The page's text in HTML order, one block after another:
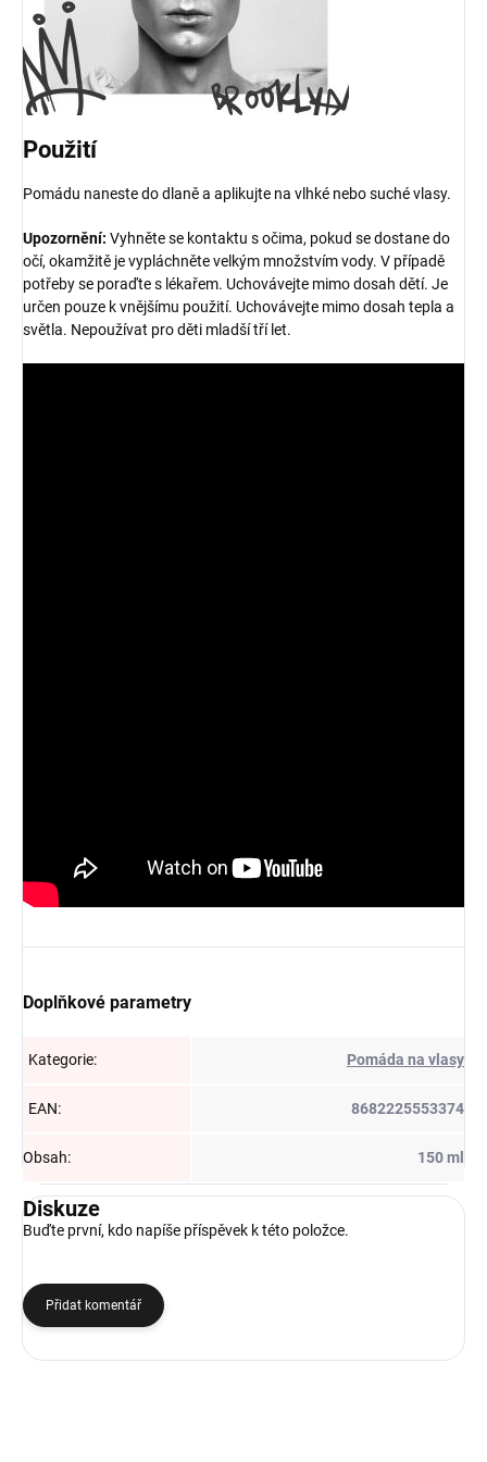
Použití
Pomádu naneste do dlaně a aplikujte na vlhké nebo suché vlasy.
Upozornění: Vyhněte se kontaktu s očima, pokud se dostane do
očí, okamžitě je vypláchněte velkým množstvím vody. V případě
potřeby se poraďte s lékařem. Uchovávejte mimo dosah dětí. Je
určen pouze k vnějšímu použití. Uchovávejte mimo dosah tepla a
světla. Nepoužívat pro děti mladší tří let.
Doplňkové parametry
Kategorie: Pomáda na vlasy
EAN: 8682225553374
Obsah: 150 ml
Diskuze
Buďte první, kdo napíše příspěvek k této položce.
Přidat komentář